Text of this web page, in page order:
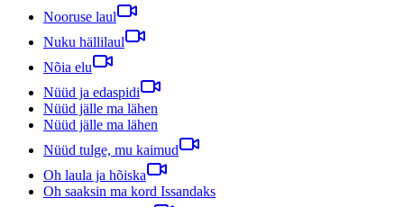
Nooruse laul
Nuku hällilaul
Nõia elu
Nüüd ja edaspidi
Nüüd jälle ma lähen
Nüüd jälle ma lähen
Nüüd tulge, mu kaimud
Oh laula ja hõiska
Oh saaksin ma kord Issandaks